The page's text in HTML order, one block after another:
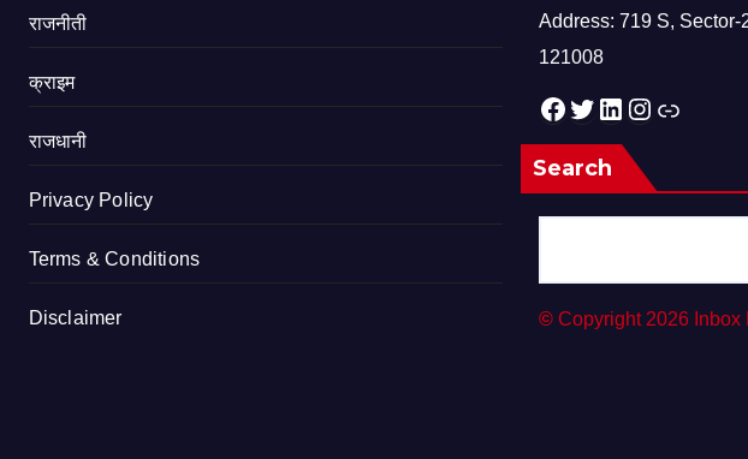
राजनीती
क्राइम
राजधानी
Privacy Policy
Terms & Conditions
Disclaimer
Address: 719 S,
121008
Facebook Twitter LinkedIn Instagram Link
Search
© Copyright 2026 Inbox